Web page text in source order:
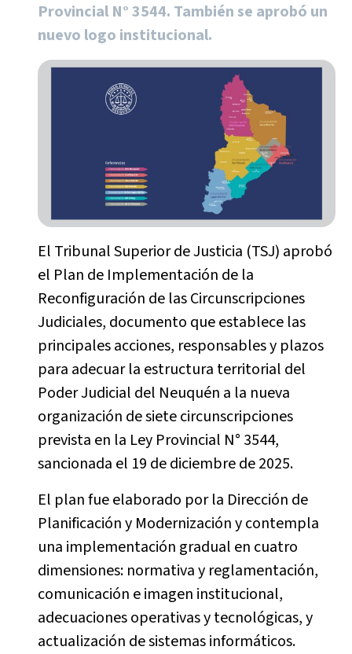
Provincial N° 3544. También se aprobó un
nuevo logo institucional.
El Tribunal Superior de Justicia (TSJ) aprobó
el Plan de Implementación de la
Reconfiguración de las Circunscripciones
Judiciales, documento que establece las
principales acciones, responsables y plazos
para adecuar la estructura territorial del
Poder Judicial del Neuquén a la nueva
organización de siete circunscripciones
prevista en la Ley Provincial N° 3544,
sancionada el 19 de diciembre de 2025.
El plan fue elaborado por la Dirección de
Planificación y Modernización y contempla
una implementación gradual en cuatro
dimensiones: normativa y reglamentación,
comunicación e imagen institucional,
adecuaciones operativas y tecnológicas, y
actualización de sistemas informáticos.